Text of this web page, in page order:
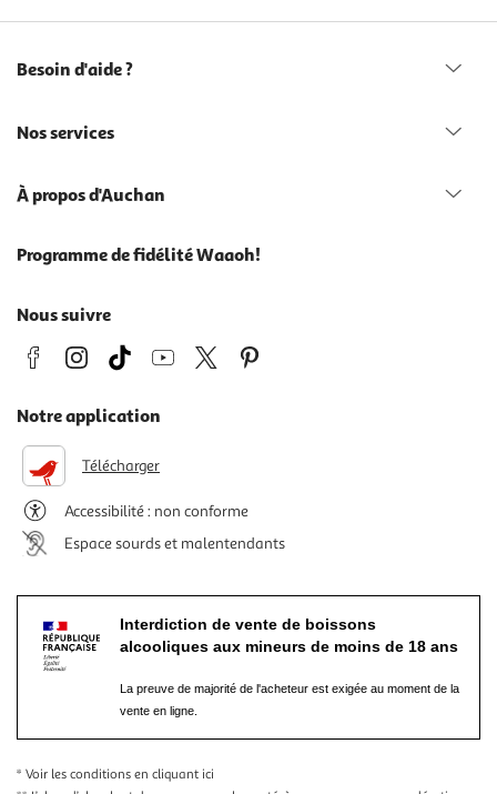
Besoin d'aide ?
Nos services
À propos d'Auchan
Programme de fidélité Waaoh!
Nous suivre
Notre application
Télécharger
Accessibilité : non conforme
Espace sourds et malentendants
Interdiction de vente de boissons
alcooliques aux mineurs de moins de 18 ans
La preuve de majorité de l'acheteur est exigée au moment de la
vente en ligne.
* Voir les conditions en cliquant ici